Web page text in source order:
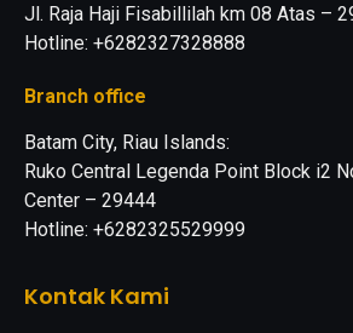
Jl. Raja Haji Fisabillilah km 08 Atas –
Hotline: +6282327328888
Branch office
Batam City, Riau Islands:
Ruko Central Legenda Point Block i2
Center – 29444
Hotline: +6282325529999
Kontak Kami